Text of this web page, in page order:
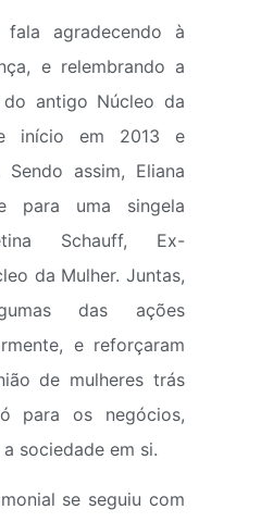
agradecendo à
e relembrando a
antigo Núcleo da
início em 2013 e
assim, Eliana
para uma singela
Schauff, Ex-
da Mulher. Juntas,
das ações
e reforçaram
de mulheres trás
para os negócios,
sociedade em si.
se seguiu com